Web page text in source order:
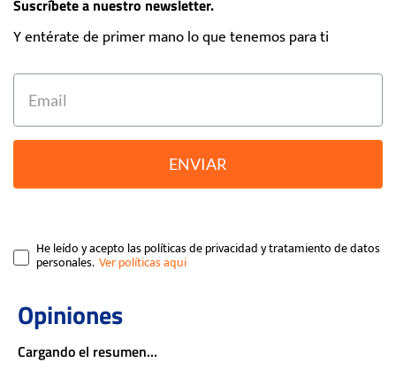
Suscríbete a nuestro newsletter.
Y entérate de primer mano lo que tenemos para ti
ENVIAR
He leído y acepto las políticas de privacidad y tratamiento de datos
personales.
Cargando el resumen…